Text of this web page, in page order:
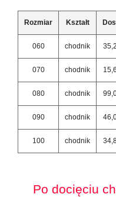
Rozmiar Kształt
060 chodnik
070 chodnik
080 chodnik
090 chodnik
100 chodnik
Po docięciu